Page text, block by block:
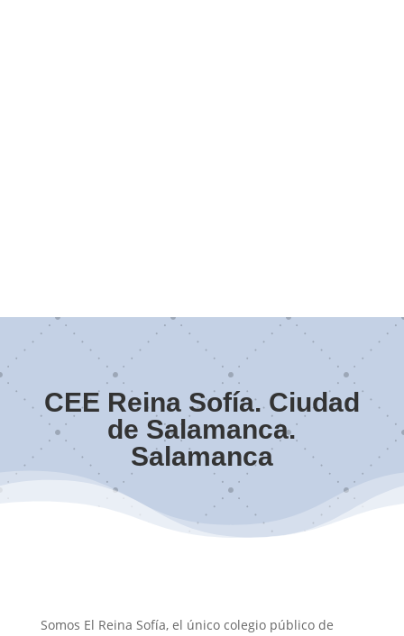
CEE Reina Sofía. Ciudad
de Salamanca.
Salamanca
Somos El Reina Sofía, el único colegio público de